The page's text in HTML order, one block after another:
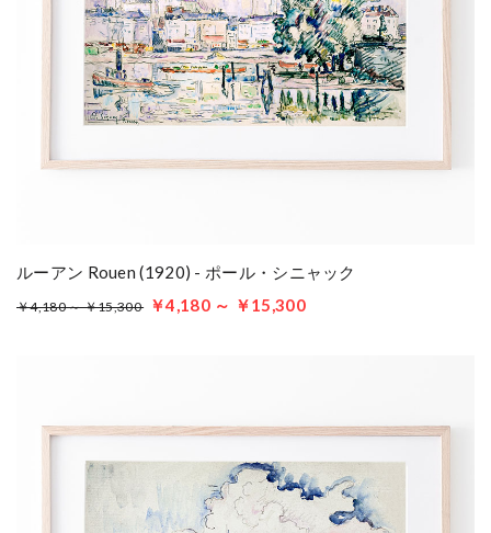
ルーアン Rouen (1920) - ポール・シニャック
￥4,180 ～ ￥15,300 ￥4,180 ～ ￥15,300